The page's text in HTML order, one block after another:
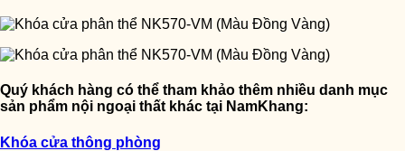
Quý khách hàng có thể tham khảo thêm nhiều danh mục
sản phẩm nội ngoại thất khác tại NamKhang:
Khóa cửa thông phòng